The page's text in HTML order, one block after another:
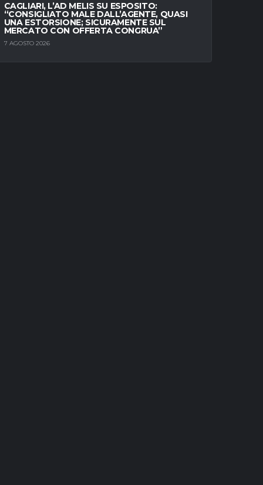
CAGLIARI, L’AD MELIS SU ESPOSITO:
“CONSIGLIATO MALE DALL’AGENTE, QUASI
UNA ESTORSIONE; SICURAMENTE SUL
MERCATO CON OFFERTA CONGRUA”
7 AGOSTO 2026